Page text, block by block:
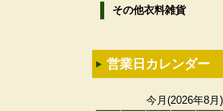
その他衣料雑貨
営業日カレンダー
今月(2026年8月)